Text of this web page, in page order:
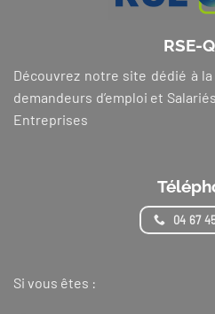
RSE-
Découvrez notre site dédié à la
demandeurs d’emploi et
Entreprises
04 67
Si vous êtes :